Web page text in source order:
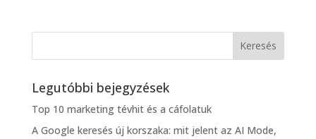
Legutóbbi bejegyzések
Top 10 marketing tévhit és a cáfolatuk
A Google keresés új korszaka: mit jelent az AI Mode,